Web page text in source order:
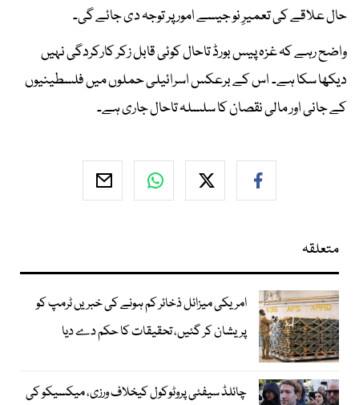
حال علاقے کی تعمیرِ نو جیسے امور پر توجہ دی جائے گی۔
واضح رہے کہ غزہ پیس بورڈ تاحال کوئی قابل زکر کارکردگی نہیں
دیکھا سکا ہے۔ اس کے برعکس اسرائیلی حملوں میں فلسطینیوں
کے جانی اور مالی نقصان کا سلسلہ تاحال جاری ہے۔
متعلقہ
امریکی میزائل ذخائر کم ہونے کی خبریں ٹرمپ کو
پریشان کر گئیں، تحقیقات کا حکم دے دیا
چائلڈ سیفٹی پروٹوکول کیخلاف ورزی، میکسیکو کی